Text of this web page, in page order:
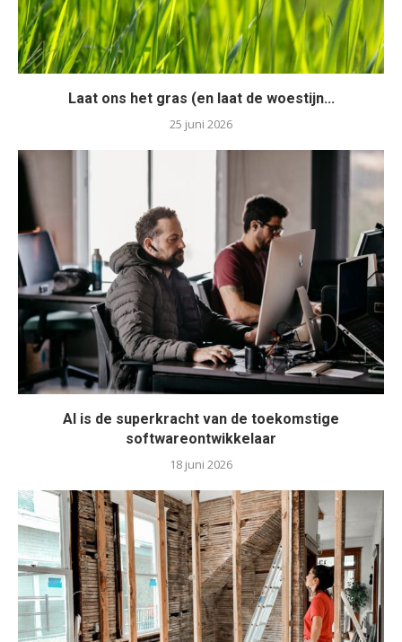
Laat ons het gras (en laat de woestijn...
25 juni 2026
AI is de superkracht van de toekomstige
softwareontwikkelaar
18 juni 2026